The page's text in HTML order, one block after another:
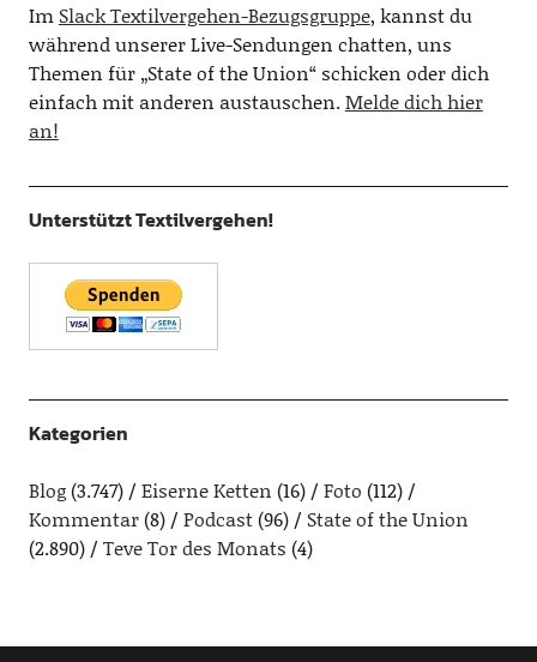
Im Slack Textilvergehen-Bezugsgruppe, kannst du
während unserer Live-Sendungen chatten, uns
Themen für „State of the Union“ schicken oder dich
einfach mit anderen austauschen.Melde dich hier
an!
Unterstützt Textilvergehen!
Kategorien
Blog(3.747) Eiserne Ketten (16) Foto (112)
Kommentar(8) Podcast(96)
State of the Union
(2.890)
Teve Tor des Monats (4)